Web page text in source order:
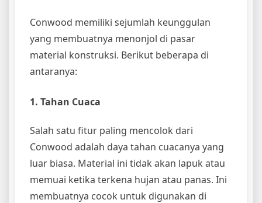
Conwood memiliki sejumlah keunggulan
yang membuatnya menonjol di pasar
material konstruksi. Berikut beberapa di
antaranya:
1. Tahan Cuaca
Salah satu fitur paling mencolok dari
Conwood adalah daya tahan cuacanya yang
luar biasa. Material ini tidak akan lapuk atau
memuai ketika terkena hujan atau panas. Ini
membuatnya cocok untuk digunakan di